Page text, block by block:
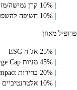
10% קרן גמישה/מזומן ESG
10% חשיפה להשפעה, כלומר נכסים מסוג impact equity בחברות קטנות
פרופיל מאוזן
25% אג"ח ESG
45% מניות Large Cap עם פיזור גאוגרפי (כולל צפון אמריקה)
20% בחירות impact, כולל פורטפוליו ישראלי בדגש על SDG
10% אלטרנטיביים תמאטיים